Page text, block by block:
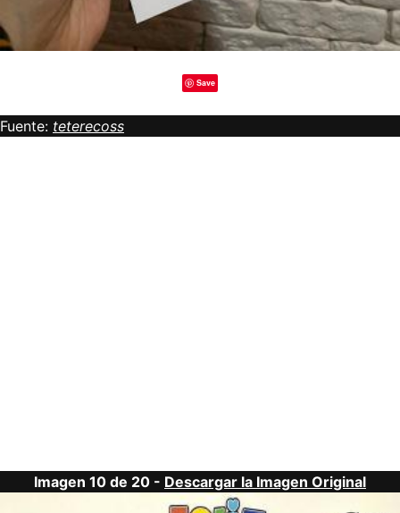
Save
Fuente: teterecoss
Imagen 10 de 20 - Descargar la Imagen Original